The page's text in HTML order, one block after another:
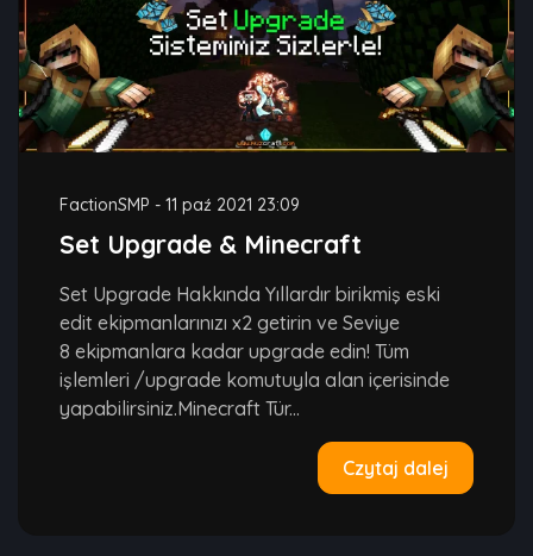
FactionSMP - 11 paź 2021 23:09
Set Upgrade & Minecraft
Set Upgrade Hakkında Yıllardır birikmiş eski
edit ekipmanlarınızı x2 getirin ve Seviye
8 ekipmanlara kadar upgrade edin! Tüm
işlemleri /upgrade komutuyla alan içerisinde
yapabilirsiniz.Minecraft Tür...
Czytaj dalej